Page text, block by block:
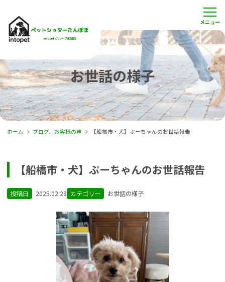
お世話の様子
ホーム ブログ、お客様の声 【船橋市・犬】ぷーちゃんのお世話報告
【船橋市・犬】ぷーちゃんのお世話報告
投稿日 2025.02.28 カテゴリー お世話の様子